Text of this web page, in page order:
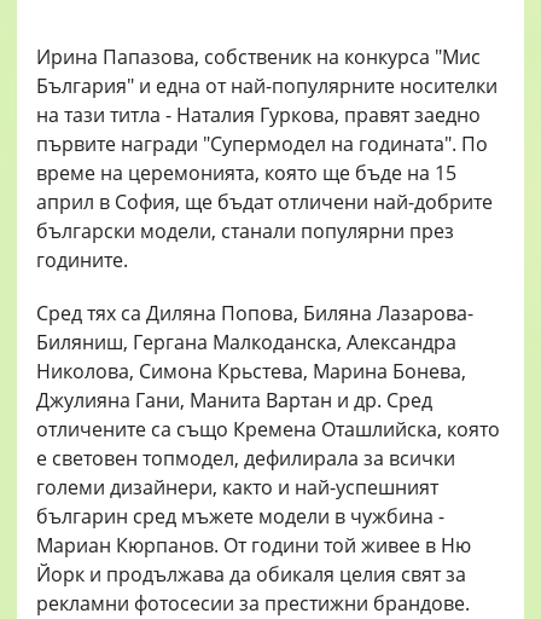
Ирина Папазова, собственик на конкурса "Мис
България" и една от най-популярните носителки
на тази титла - Наталия Гуркова, правят заедно
първите награди "Супермодел на годината". По
време на церемонията, която ще бъде на 15
април в София, ще бъдат отличени най-добрите
български модели, станали популярни през
годините.
Сред тях са Диляна Попова, Биляна Лазарова-
Биляниш, Гергана Малкоданска, Александра
Николова, Симона Крьстева, Марина Бонева,
Джулияна Гани, Манита Вартан и др. Сред
отличените са също Кремена Оташлийска, която
е световен топмодел, дефилирала за всички
големи дизайнери, както и най-успешният
българин сред мъжете модели в чужбина -
Мариан Кюрпанов. От години той живее в Ню
Йорк и продължава да обикаля целия свят за
рекламни фотосесии за престижни брандове.